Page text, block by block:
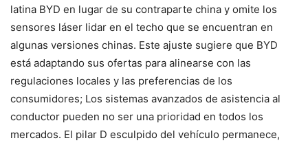
latina BYD en lugar de su contraparte china y omite los
sensores láser lidar en el techo que se encuentran en
algunas versiones chinas. Este ajuste sugiere que BYD
está adaptando sus ofertas para alinearse con las
regulaciones locales y las preferencias de los
consumidores; Los sistemas avanzados de asistencia al
conductor pueden no ser una prioridad en todos los
mercados. El pilar D esculpido del vehículo permanece,